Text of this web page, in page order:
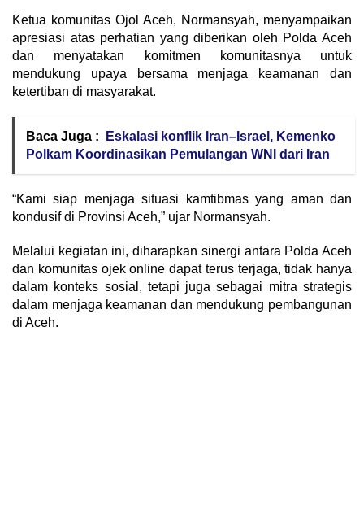
Ketua komunitas Ojol Aceh, Normansyah, menyampaikan
apresiasi atas perhatian yang diberikan oleh Polda Aceh
dan menyatakan komitmen komunitasnya untuk
mendukung upaya bersama menjaga keamanan dan
ketertiban di masyarakat.
Baca Juga :
Eskalasi konflik Iran–Israel, Kemenko
Polkam Koordinasikan Pemulangan WNI dari Iran
“Kami siap menjaga situasi kamtibmas yang aman dan
kondusif di Provinsi Aceh,” ujar Normansyah.
Melalui kegiatan ini, diharapkan sinergi antara Polda Aceh
dan komunitas ojek online dapat terus terjaga, tidak hanya
dalam konteks sosial, tetapi juga sebagai mitra strategis
dalam menjaga keamanan dan mendukung pembangunan
di Aceh.